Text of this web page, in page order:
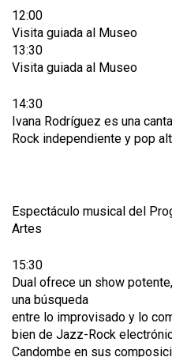
12:00
Visita guiada al Museo
13:30
Visita guiada al Museo
14:30
Ivana Rodríguez es una
Rock independiente y pop
Espectáculo musical del
Artes
15:30
Dual ofrece un show
una búsqueda
entre lo improvisado y lo
bien de Jazz-Rock
Candombe en sus